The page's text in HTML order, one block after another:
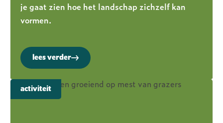
je gaat zien hoe het landschap zichzelf kan
vormen.
lees verder
activiteit